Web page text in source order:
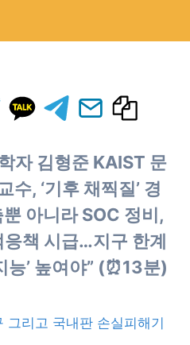
자 김형준 KAIST 문
수, ‘기후 채찍질’ 경
아니라 SOC 정비,
책 시급…지구 한계
능’ 높여야” (⏰13분)
그리고 국내판 손실피해기